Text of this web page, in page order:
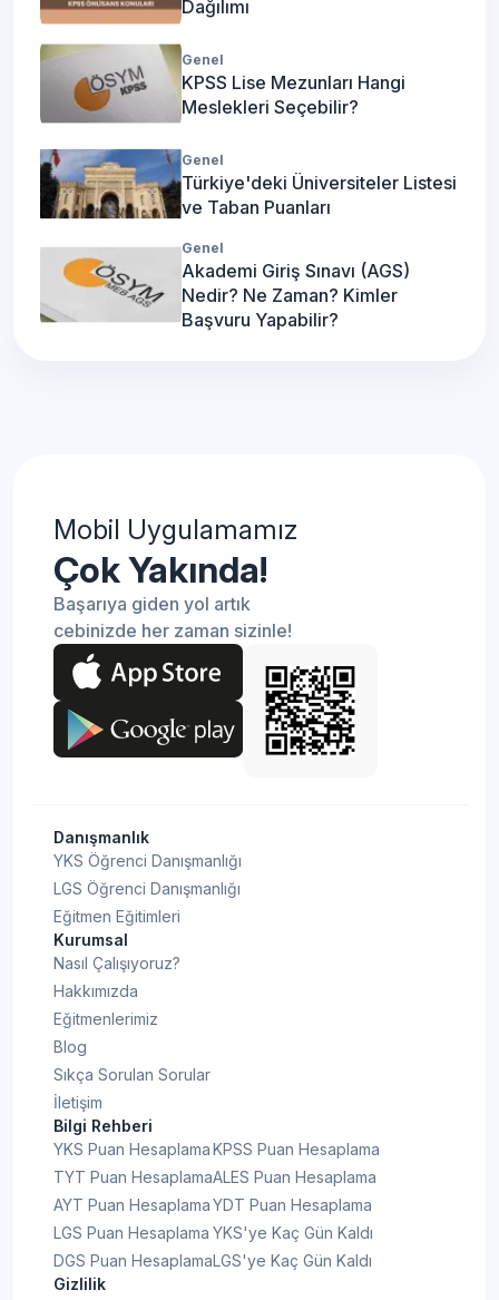
Dağılımı
Genel
KPSS Lise Mezunları Hangi
Meslekleri Seçebilir?
Genel
Türkiye'deki Üniversiteler Listesi
ve Taban Puanları
Genel
Akademi Giriş Sınavı (AGS)
Nedir? Ne Zaman? Kimler
Başvuru Yapabilir?
Mobil Uygulamamız
Çok Yakında!
Başarıya giden yol artık
cebinizde her zaman sizinle!
Danışmanlık
YKS Öğrenci Danışmanlığı
LGS Öğrenci Danışmanlığı
Eğitmen Eğitimleri
Kurumsal
Nasıl Çalışıyoruz?
Hakkımızda
Eğitmenlerimiz
Blog
Sıkça Sorulan Sorular
İletişim
Bilgi Rehberi
YKS Puan Hesaplama
TYT Puan Hesaplama
AYT Puan Hesaplama
LGS Puan Hesaplama
DGS Puan Hesaplama
KPSS Puan Hesaplama
ALES Puan Hesaplama
YDT Puan Hesaplama
YKS'ye Kaç Gün Kaldı
LGS'ye Kaç Gün Kaldı
Gizlilik